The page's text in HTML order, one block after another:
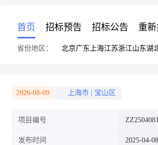
首页 招标预告 招标公告 重
省份地区： 北京广东 上海江苏浙江山东湖
2026-08-09 上海市 宝山区
项目编号
发布时间 2025-04-